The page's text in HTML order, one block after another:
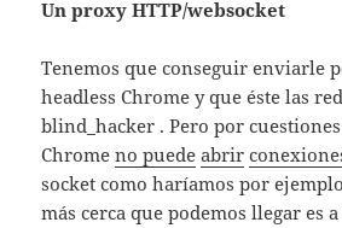
Un proxy HTTP/websocket
Tenemos que conseguir enviarle
headless Chrome y que éste las
blind_hacker . Pero por
Chromeno puede abrir
socket como haríamos por
más cerca que podemos llegar es